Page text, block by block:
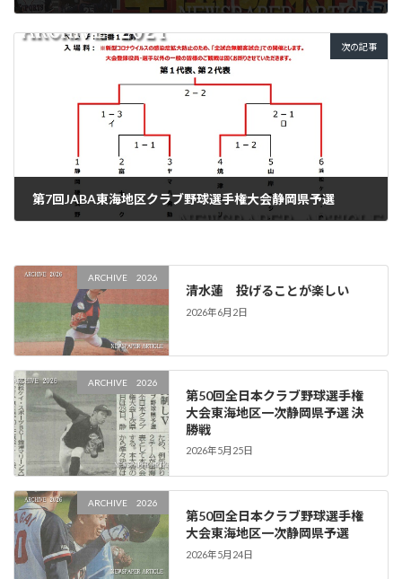
次の記事
第7回JABA東海地区クラブ野球選手権大会静岡県予選
ARCHIVE 2026
清水蓮 投げることが楽しい
2026年6月2日
ARCHIVE 2026
第50回全日本クラブ野球選手権
大会東海地区一次静岡県予選 決
勝戦
2026年5月25日
ARCHIVE 2026
第50回全日本クラブ野球選手権
大会東海地区一次静岡県予選
2026年5月24日